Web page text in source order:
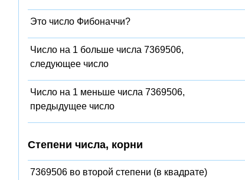
Это число Фибоначчи?
Число на 1 больше числа 7369506,
следующее число
Число на 1 меньше числа 7369506,
предыдущее число
Степени числа, корни
7369506 во второй степени (в квадрате)